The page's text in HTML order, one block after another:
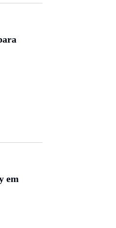
em